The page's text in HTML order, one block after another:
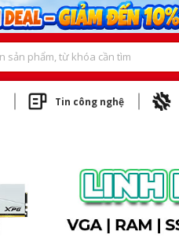
Tin công nghệ